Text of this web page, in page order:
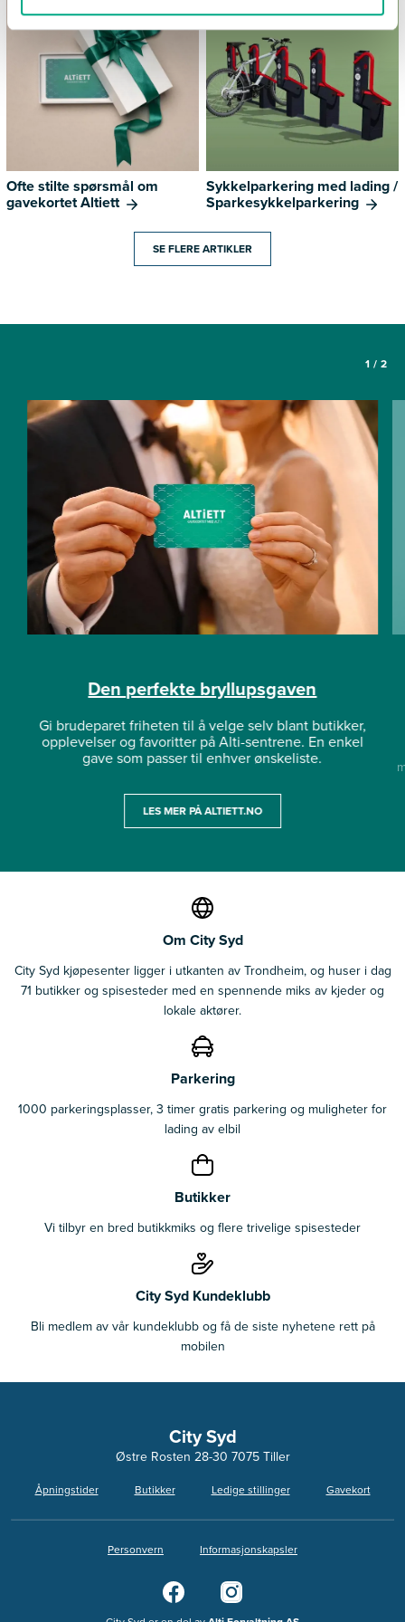
Ofte stilte spørsmål om
gavekortet Altiett
Sykkelparkering med lading /
Sparkesykkelparkering
SE FLERE ARTIKLER
1 / 2
Den perfekte bryllupsgaven
Gi brudeparet friheten til å velge selv blant butikker,
opplevelser og favoritter på Alti-sentrene. En enkel
gave som passer til enhver ønskeliste.
LES MER PÅ ALTIETT.NO
Om City Syd
City Syd kjøpesenter ligger i utkanten av Trondheim, og huser i dag
71 butikker og spisesteder med en spennende miks av kjeder og
lokale aktører.
Parkering
1000 parkeringsplasser, 3 timer gratis parkering og muligheter for
lading av elbil
Butikker
Vi tilbyr en bred butikkmiks og flere trivelige spisesteder
City Syd Kundeklubb
Bli medlem av vår kundeklubb og få de siste nyhetene rett på
mobilen
City Syd
Østre Rosten 28-30 7075 Tiller
Åpningstider Butikker Ledige stillinger Gavekort
Personvern Informasjonskapsler